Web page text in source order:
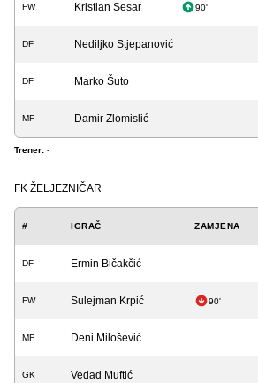
FW Kristian Sesar 90'
DF Nediljko Stjepanović
DF Marko Šuto
MF Damir Zlomislić
Trener: -
FK ŽELJEZNIČAR
# IGRAČ ZAMJENA
DF Ermin Bičakčić
FW Sulejman Krpić 90'
MF Deni Milošević
GK Vedad Muftić